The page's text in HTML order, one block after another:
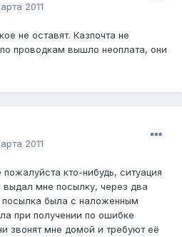
2011
не оставят. Казпочта не
проводкам вышло неоплата, они
2011
кто-нибудь, ситуация
выдал мне посылку, через два
посылка была с наложенным
при получении по ошибке
звонят мне домой и требуют её